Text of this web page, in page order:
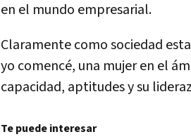
en el mundo empresarial.
Claramente como sociedad
yo comencé, una mujer en el
capacidad, aptitudes y su
Te puede interesar